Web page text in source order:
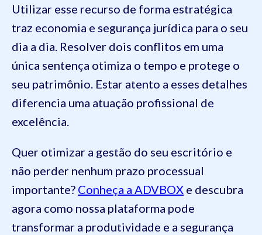
Utilizar esse recurso de forma estratégica
traz economia e segurança jurídica para o seu
dia a dia. Resolver dois conflitos em uma
única sentença otimiza o tempo e protege o
seu patrimônio. Estar atento a esses detalhes
diferencia uma atuação profissional de
excelência.
Quer otimizar a gestão do seu escritório e
não perder nenhum prazo processual
importante? Conheça a ADVBOX e descubra
agora como nossa plataforma pode
transformar a produtividade e a segurança